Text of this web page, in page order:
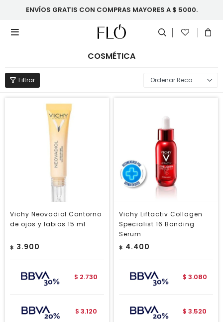
ENVÍOS GRATIS CON COMPRAS MAYORES A $ 5000.

COSMÉTICA
Recomendados
Vichy Neovadiol Contorno
de ojos y labios 15 ml
$ 3.900
$ 2.730
$ 3.120
Vichy Liftactiv Collagen
Specialist 16 Bonding
Serum
$ 4.400
$ 3.080
$ 3.520